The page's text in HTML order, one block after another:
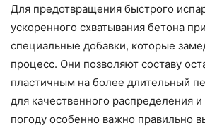
Для предотвращения быстрого
ускоренного схватывания бетона
специальные добавки, которые
процесс. Они позволяют составу
пластичным на более длительный
для качественного распределения
погоду особенно важно правильно